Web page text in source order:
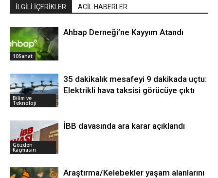
İLGİLİ İÇERİKLER ACİL HABERLER
10Sanat
Ahbap Derneği’ne Kayyım Atandı
Bilim ve
Teknoloji
35 dakikalık mesafeyi 9 dakikada uçtu:
Elektrikli hava taksisi görücüye çıktı
Gözden
Kaçmasın
İBB davasında ara karar açıklandı
Araştırma/Kelebekler yaşam alanlarını